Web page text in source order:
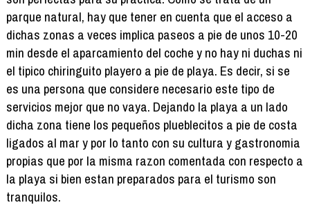
parque natural, hay que tener en cuenta que el acceso a
dichas zonas a veces implica paseos a pie de unos 10-20
min desde el aparcamiento del coche y no hay ni duchas ni
el tipico chiringuito playero a pie de playa. Es decir, si se
es una persona que considere necesario este tipo de
servicios mejor que no vaya. Dejando la playa a un lado
dicha zona tiene los pequeños plueblecitos a pie de costa
ligados al mar y por lo tanto con su cultura y gastronomia
propias que por la misma razon comentada con respecto a
la playa si bien estan preparados para el turismo son
tranquilos.